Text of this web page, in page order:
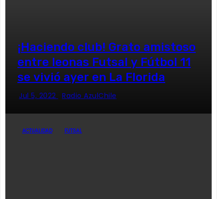
¡Haciendo club! Grato amistoso
entre leonas Futsal y Fútbol 11
se vivió ayer en La Florida
Jul 5, 2022 Radio AzulChile
ACTUALIDAD FUTSAL